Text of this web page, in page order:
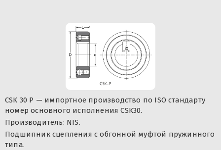
CSK 30 P — импортное производство по ISO стандарту
номер основного исполнения CSK30.
Производитель: NIS.
Подшипник сцепления с обгонной муфтой пружинного
типа.